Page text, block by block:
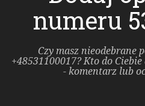
numeru
Czy masz nieodebrane
+48531100017? Kto do
- komentarz lub